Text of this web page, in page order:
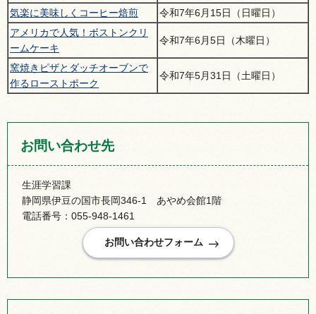
気楽に美味しくコーヒー焙煎
令和7年6月15日（日曜日）
アメリカで人気！ボストンクリ
ームケーキ
令和7年6月5日（木曜日）
窯焼きピザとダッチオーブンで
作るローストポーク
令和7年5月31日（土曜日）
お問い合わせ先
生涯学習課
静岡県伊豆の国市長岡346-1 あやめ会館1階
電話番号：055-948-1461